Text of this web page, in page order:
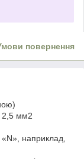
повернення
2,5 мм2
наприклад,